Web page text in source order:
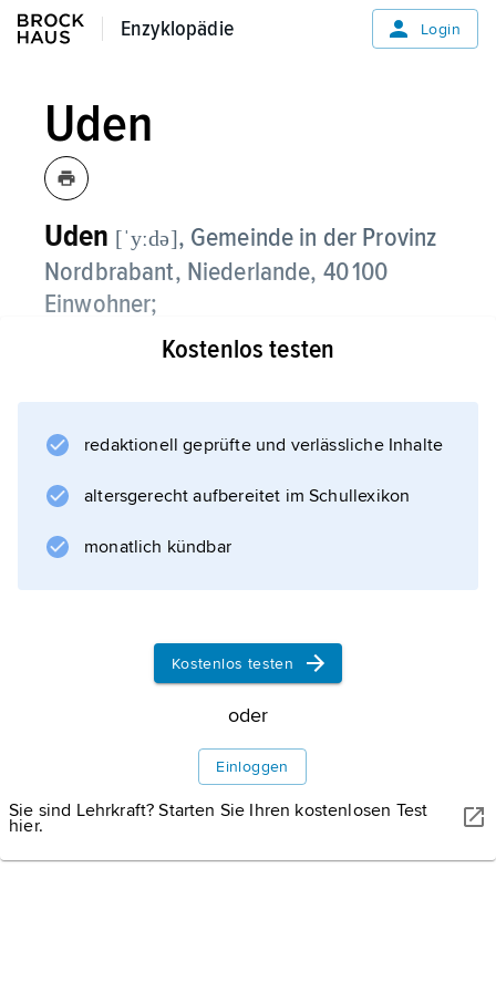
Enzyklopädie
Enzyklopädie Login
Uden
Uden [ˈyːdə], Gemeinde in der Provinz
Nordbrabant, Niederlande, 40 100
Einwohner;
Museum für religiöse Kunst; Elektro-,
Kostenlos testen
redaktionell geprüfte und verlässliche Inhalte
altersgerecht aufbereitet im Schullexikon
monatlich kündbar
Kostenlos testen
oder
Einloggen
Sie sind Lehrkraft? Starten Sie Ihren kostenlosen Test
hier.